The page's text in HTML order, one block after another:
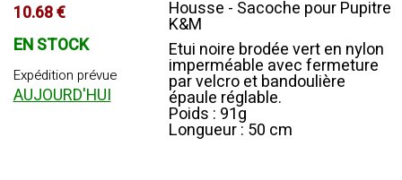
10.68 €
EN STOCK
Expédition prévue
AUJOURD'HUI
Housse - Sacoche pour Pupitre
K&M
Etui noire brodée vert en nylon
imperméable avec fermeture
par velcro et bandoulière
épaule réglable.
Poids : 91g
Longueur : 50 cm